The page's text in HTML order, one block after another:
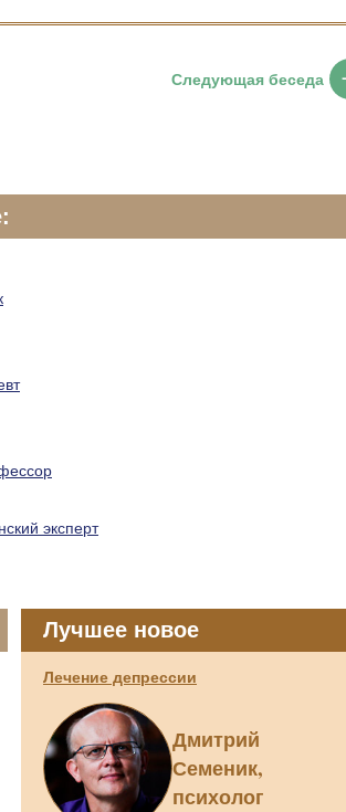
Следующая беседа
эксперт
Лучшее новое
Лечение депрессии
Дмитрий
Семеник,
психолог